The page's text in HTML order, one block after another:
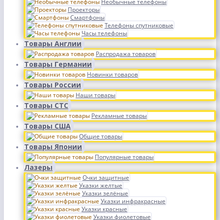
Необычные телефоны
Проекторы
Смартфоны
Телефоны спутниковые
Часы телефоны
Товары Англии
Распродажа товаров
Товары Германии
Новинки товаров
Товары России
Наши товары
Товары СТС
Рекламные товары
Товары США
Общие товары
Товары Японии
Популярные товары
Лазеры
Очки защитные
Указки желтые
Указки зелёные
Указки инфракрасные
Указки красные
Указки фиолетовые